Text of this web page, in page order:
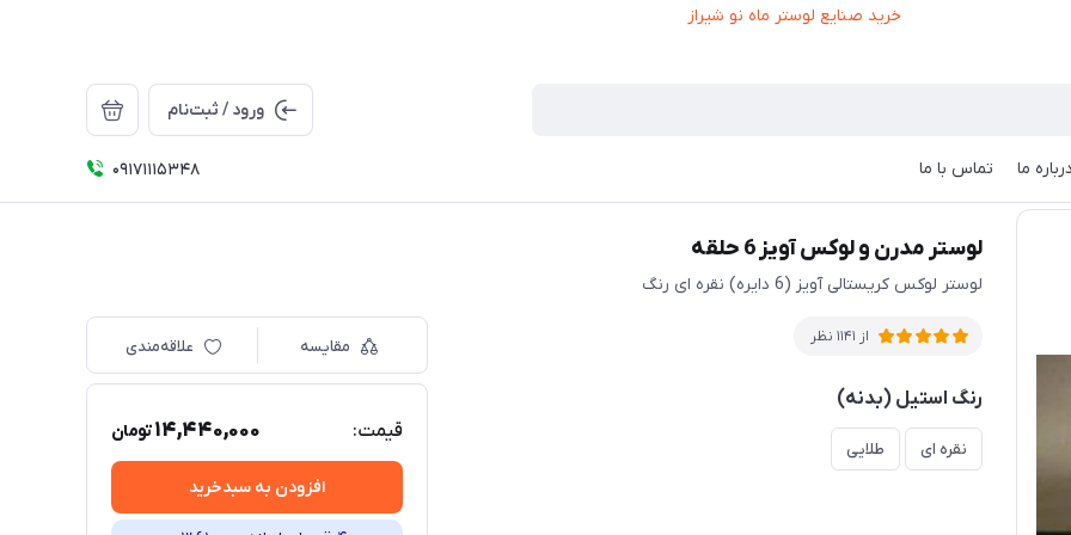
ورود / ثبت‌نام
درباره ما تماس با ما 09171115348
لوستر مدرن و لوکس آویز 6 حلقه
لوستر لوکس کریستالی آویز (6 دایره) نقره ای رنگ
از 1141 نظر
رنگ استیل (بدنه)
نقره ای طلایی
مقایسه علاقه‌مندی
قیمت: 14,440,000تومان
افزودن به سبدخرید